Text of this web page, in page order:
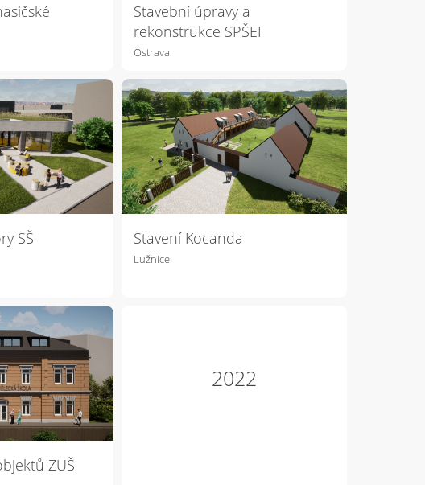
Stavební úpravy a
rekonstrukce SPŠEI
Ostrava
SŠ
Stavení Kocanda
Lužnice
ZUŠ
2022